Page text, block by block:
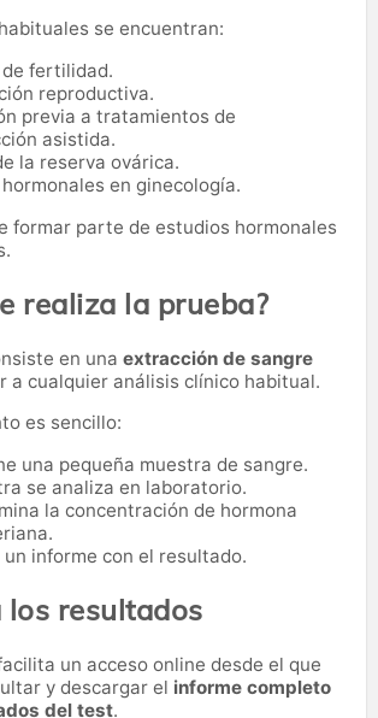
se encuentran:
fertilidad.
reproductiva.
previa a tratamientos de
asistida.
la reserva ovárica.
en ginecología.
formar parte de estudios hormonales
realiza la prueba?
en una extracción de sangre
a cualquier análisis clínico habitual.
es sencillo:
una pequeña muestra de sangre.
se analiza en laboratorio.
la concentración de hormona
un informe con el resultado.
los resultados
un acceso online desde el que
y descargar el informe completo
del test.